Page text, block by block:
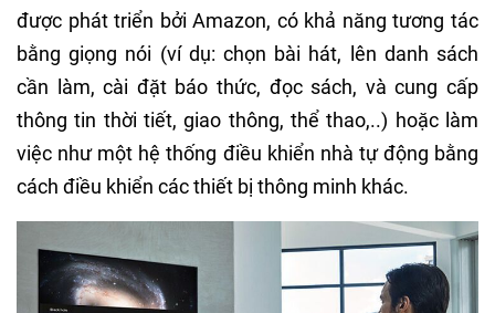
được phát triển bởi Amazon, có khả năng tương tác
bằng giọng nói (ví dụ: chọn bài hát, lên danh sách
cần làm, cài đặt báo thức, đọc sách, và cung cấp
thông tin thời tiết, giao thông, thể thao,..) hoặc làm
việc như một hệ thống điều khiển nhà tự động bằng
cách điều khiển các thiết bị thông minh khác.